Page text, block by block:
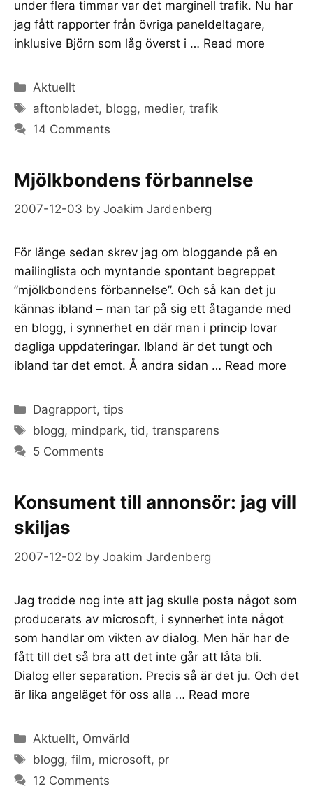
under flera timmar var det marginell trafik. Nu har
jag fått rapporter från övriga paneldeltagare,
inklusive Björn som låg överst i … Read more
Categories
Aktuellt
Tags
aftonbladet, blogg, medier,trafik
14 Comments
Mjölkbondens förbannelse
2007-12-03 by Joakim Jardenberg
För länge sedan skrev jag om bloggande på en
mailinglista och myntande spontant begreppet
”mjölkbondens förbannelse”. Och så kan det ju
kännas ibland – man tar på sig ett åtagande med
en blogg, i synnerhet en där man i princip lovar
dagliga uppdateringar. Ibland är det tungt och
ibland tar det emot. Å andra sidan … Read more
Categories
Dagrapport,tips
Tags
blogg, mindpark,tid,transparens
5 Comments
Konsument till annonsör: jag vill
skiljas
2007-12-02 by Joakim Jardenberg
Jag trodde nog inte att jag skulle posta något som
producerats av microsoft, i synnerhet inte något
som handlar om vikten av dialog. Men här har de
fått till det så bra att det inte går att låta bli.
Dialog eller separation. Precis så är det ju. Och det
är lika angeläget för oss alla … Read more
Categories
Aktuellt, Omvärld
Tags
blogg,film, microsoft, pr
12 Comments